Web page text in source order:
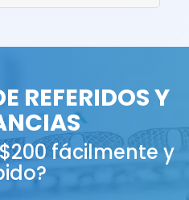
REFERIDOS Y
fácilmente y